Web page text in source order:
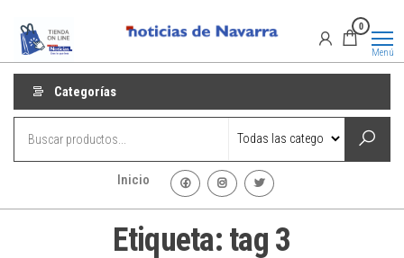
contenido
Promociones
Promociones
0
Menú
Categorías
Inicio
Etiqueta: tag 3